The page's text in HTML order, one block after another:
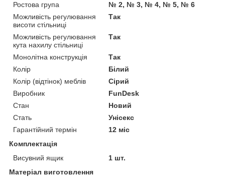
Ростова група
№ 2, № 3, № 4, № 5, № 6
Можливість регулювання
висоти стільниці
Так
Можливість регулювання
кута нахилу стільниці
Так
Монолітна конструкція
Так
Колір
Білий
Колір (відтінок) меблів
Сірий
Виробник
FunDesk
Стан
Новий
Стать
Унісекс
Гарантійний термін
12 міс
Комплектація
Висувний ящик
1 шт.
Матеріал виготовлення